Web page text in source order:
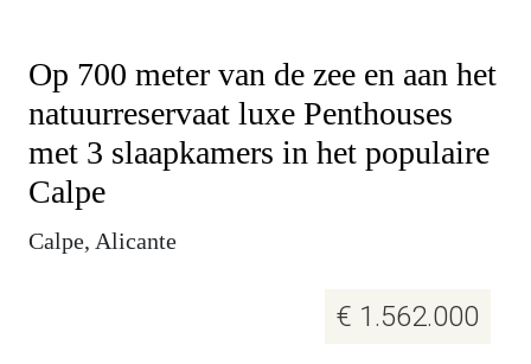
Op 700 meter van de zee en aan het
natuurreservaat luxe Penthouses
met 3 slaapkamers in het populaire
Calpe
Calpe, Alicante
€ 1.562.000